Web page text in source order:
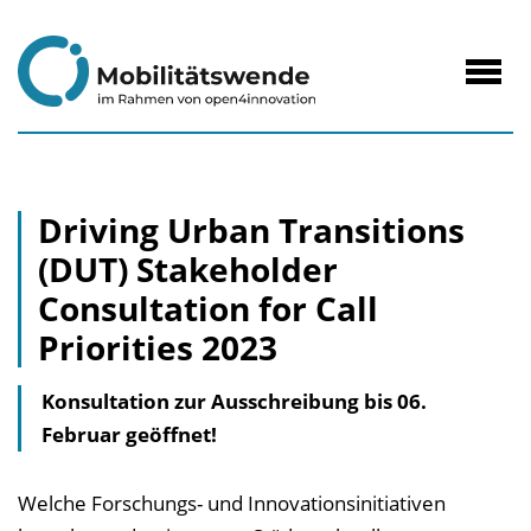
Inhalt
Driving Urban Transitions
(DUT) Stakeholder
Consultation for Call
Priorities 2023
Konsultation zur Ausschreibung bis 06.
Februar geöffnet!
Welche Forschungs- und Innovationsinitiativen